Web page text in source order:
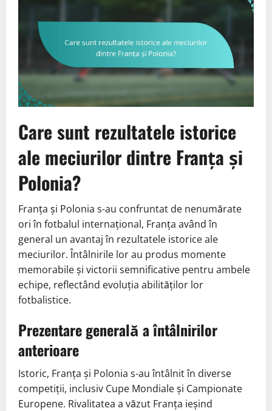
Care sunt rezultatele istorice
ale meciurilor dintre Franța și
Polonia?
Franța și Polonia s-au confruntat de nenumărate
ori în fotbalul internațional, Franța având în
general un avantaj în rezultatele istorice ale
meciurilor. Întâlnirile lor au produs momente
memorabile și victorii semnificative pentru ambele
echipe, reflectând evoluția abilităților lor
fotbalistice.
Prezentare generală a întâlnirilor
anterioare
Istoric, Franța și Polonia s-au întâlnit în diverse
competiții, inclusiv Cupe Mondiale și Campionate
Europene. Rivalitatea a văzut Franța ieșind